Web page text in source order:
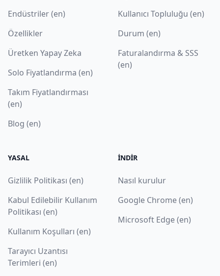
Endüstriler (en)
Özellikler
Üretken Yapay Zeka
Solo Fiyatlandırma (en)
Takım Fiyatlandırması
(en)
Blog (en)
Kullanıcı Topluluğu (en)
Durum (en)
Faturalandırma & SSS
(en)
YASAL
Gizlilik Politikası (en)
Kabul Edilebilir Kullanım
Politikası (en)
Kullanım Koşulları (en)
Tarayıcı Uzantısı
Terimleri (en)
İNDIR
Nasıl kurulur
Google Chrome (en)
Microsoft Edge (en)